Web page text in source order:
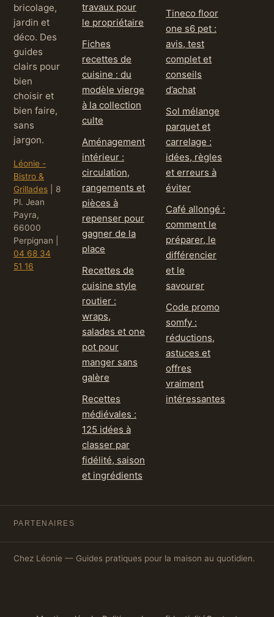
bricolage,
jardin et
déco. Des
guides
clairs pour
bien
choisir et
bien faire,
sans
jargon.
Léonie -
Bistro &
Grillades
8
Pl. Jean
Payra,
66000
Perpignan
04 68 34
51 16
travaux pour
le propriétaire
Fiches
recettes de
cuisine : du
modèle vierge
à la collection
culte
Aménagement
intérieur :
circulation,
rangements et
pièces à
repenser pour
gagner de la
place
Recettes de
cuisine style
routier :
wraps,
salades et one
pot pour
manger sans
galère
Recettes
médiévales :
125 idées à
classer par
fidélité, saison
et ingrédients
Tineco floor
one s6 pet :
avis, test
complet et
conseils
d’achat
Sol mélange
parquet et
carrelage :
idées, règles
et erreurs à
éviter
Café allongé :
comment le
préparer, le
différencier
et le
savourer
Code promo
somfy :
réductions,
astuces et
offres
vraiment
intéressantes
PARTENAIRES
Chez Léonie — Guides pratiques pour la maison au quotidien.